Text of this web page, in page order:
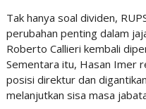
Tak hanya soal dividen,
perubahan penting dalam
Roberto Callieri kembali
Sementara itu, Hasan Imer
posisi direktur dan
melanjutkan sisa masa